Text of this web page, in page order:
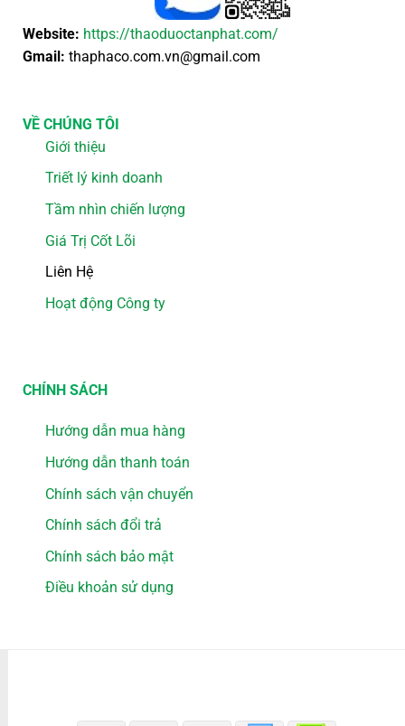
Website: https://thaoduoctanphat.com/
Gmail: thaphaco.com.vn@gmail.com
VỀ CHÚNG TÔI
Giới thiệu
Triết lý kinh doanh
Tầm nhìn chiến lượng
Giá Trị Cốt Lõi
Liên Hệ
Hoạt động Công ty
CHÍNH SÁCH
Hướng dẫn mua hàng
Hướng dẫn thanh toán
Chính sách vận chuyển
Chính sách đổi trả
Chính sách bảo mật
Điều khoản sử dụng